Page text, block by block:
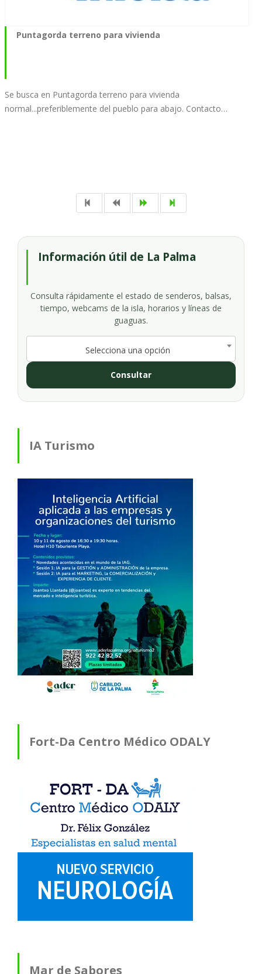
Puntagorda terreno para vivienda
Se busca en Puntagorda terreno para vivienda
normal...preferiblemente del pueblo para abajo. Contacto…
Información útil de La Palma
Consulta rápidamente el estado de senderos, balsas,
tiempo, webcams de la isla, horarios y líneas de
guaguas.
Selecciona una opción
Consultar
IA Turismo
Fort-Da Centro Médico ODALY
Mar de Sabores